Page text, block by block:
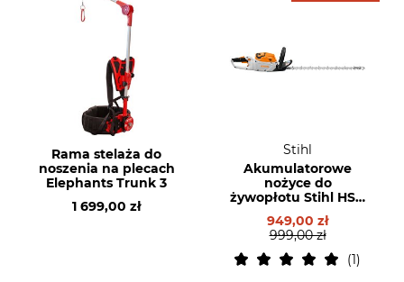
Rama stelaża do
noszenia na plecach
Elephants Trunk 3
1 699,00 zł
Stihl
Akumulatorowe
nożyce do
żywopłotu Stihl HSA
60 bez akumulatora
i ładowarki
949,00 zł
999,00 zł
1